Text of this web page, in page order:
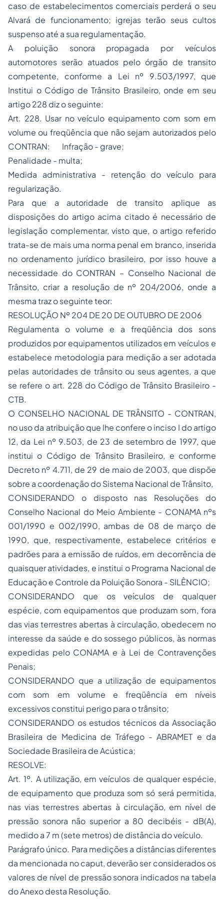
caso de estabelecimentos comerciais perderá o seu
Alvará de funcionamento; igrejas terão seus cultos
suspenso até a sua regulamentação.
A poluição sonora propagada por veículos
automotores serão atuados pelo órgão de transito
competente, conforme a Lei nº 9.503/1997, que
Institui o Código de Trânsito Brasileiro, onde em seu
artigo 228 diz o seguinte:
Art. 228. Usar no veículo equipamento com som em
volume ou freqüência que não sejam autorizados pelo
CONTRAN: Infração - grave;
Penalidade - multa;
Medida administrativa - retenção do veículo para
regularização.
Para que a autoridade de transito aplique as
disposições do artigo acima citado é necessário de
legislação complementar, visto que, o artigo referido
trata-se de mais uma norma penal em branco, inserida
no ordenamento jurídico brasileiro, por isso houve a
necessidade do CONTRAN – Conselho Nacional de
Trânsito, criar a resolução de nº 204/2006, onde a
mesma traz o seguinte teor:
RESOLUÇÃO Nº 204 DE 20 DE OUTUBRO DE 2006
Regulamenta o volume e a freqüência dos sons
produzidos por equipamentos utilizados em veículos e
estabelece metodologia para medição a ser adotada
pelas autoridades de trânsito ou seus agentes, a que
se refere o art. 228 do Código de Trânsito Brasileiro -
CTB.
O CONSELHO NACIONAL DE TRÂNSITO - CONTRAN,
no uso da atribuição que lhe confere o inciso I do artigo
12, da Lei nº 9.503, de 23 de setembro de 1997, que
institui o Código de Trânsito Brasileiro, e conforme
Decreto nº 4.711, de 29 de maio de 2003, que dispõe
sobre a coordenação do Sistema Nacional de Trânsito,
CONSIDERANDO o disposto nas Resoluções do
Conselho Nacional do Meio Ambiente - CONAMA nºs
001/1990 e 002/1990, ambas de 08 de março de
1990, que, respectivamente, estabelece critérios e
padrões para a emissão de ruídos, em decorrência de
quaisquer atividades, e institui o Programa Nacional de
Educação e Controle da Poluição Sonora - SILÊNCIO;
CONSIDERANDO que os veículos de qualquer
espécie, com equipamentos que produzam som, fora
das vias terrestres abertas à circulação, obedecem no
interesse da saúde e do sossego públicos, às normas
expedidas pelo CONAMA e à Lei de Contravenções
Penais;
CONSIDERANDO que a utilização de equipamentos
com som em volume e freqüência em níveis
excessivos constitui perigo para o trânsito;
CONSIDERANDO os estudos técnicos da Associação
Brasileira de Medicina de Tráfego - ABRAMET e da
Sociedade Brasileira de Acústica;
RESOLVE:
Art. 1º. A utilização, em veículos de qualquer espécie,
de equipamento que produza som só será permitida,
nas vias terrestres abertas à circulação, em nível de
pressão sonora não superior a 80 decibéis - dB(A),
medido a 7 m (sete metros) de distância do veículo.
Parágrafo único. Para medições a distâncias diferentes
da mencionada no caput, deverão ser considerados os
valores de nível de pressão sonora indicados na tabela
do Anexo desta Resolução.